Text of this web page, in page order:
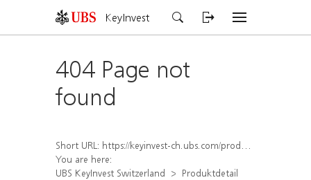
KeyInvest
404 Page not
found
Short URL: https://keyinvest-ch.ubs.com/produkt/detail/index/isin/CH1567049700
You are here:
UBS KeyInvest Switzerland
Produktdetail